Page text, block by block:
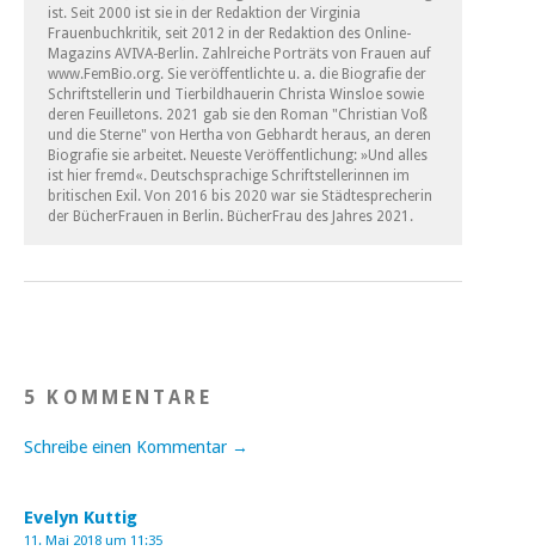
ist. Seit 2000 ist sie in der Redaktion der Virginia
Frauenbuchkritik, seit 2012 in der Redaktion des Online-
Magazins AVIVA-Berlin. Zahlreiche Porträts von Frauen auf
www.FemBio.org. Sie veröffentlichte u. a. die Biografie der
Schriftstellerin und Tierbildhauerin Christa Winsloe sowie
deren Feuilletons. 2021 gab sie den Roman "Christian Voß
und die Sterne" von Hertha von Gebhardt heraus, an deren
Biografie sie arbeitet. Neueste Veröffentlichung: »Und alles
ist hier fremd«. Deutschsprachige Schriftstellerinnen im
britischen Exil. Von 2016 bis 2020 war sie Städtesprecherin
der BücherFrauen in Berlin. BücherFrau des Jahres 2021.
5 KOMMENTARE
Schreibe einen Kommentar →
Evelyn Kuttig
11. Mai 2018 um 11:35